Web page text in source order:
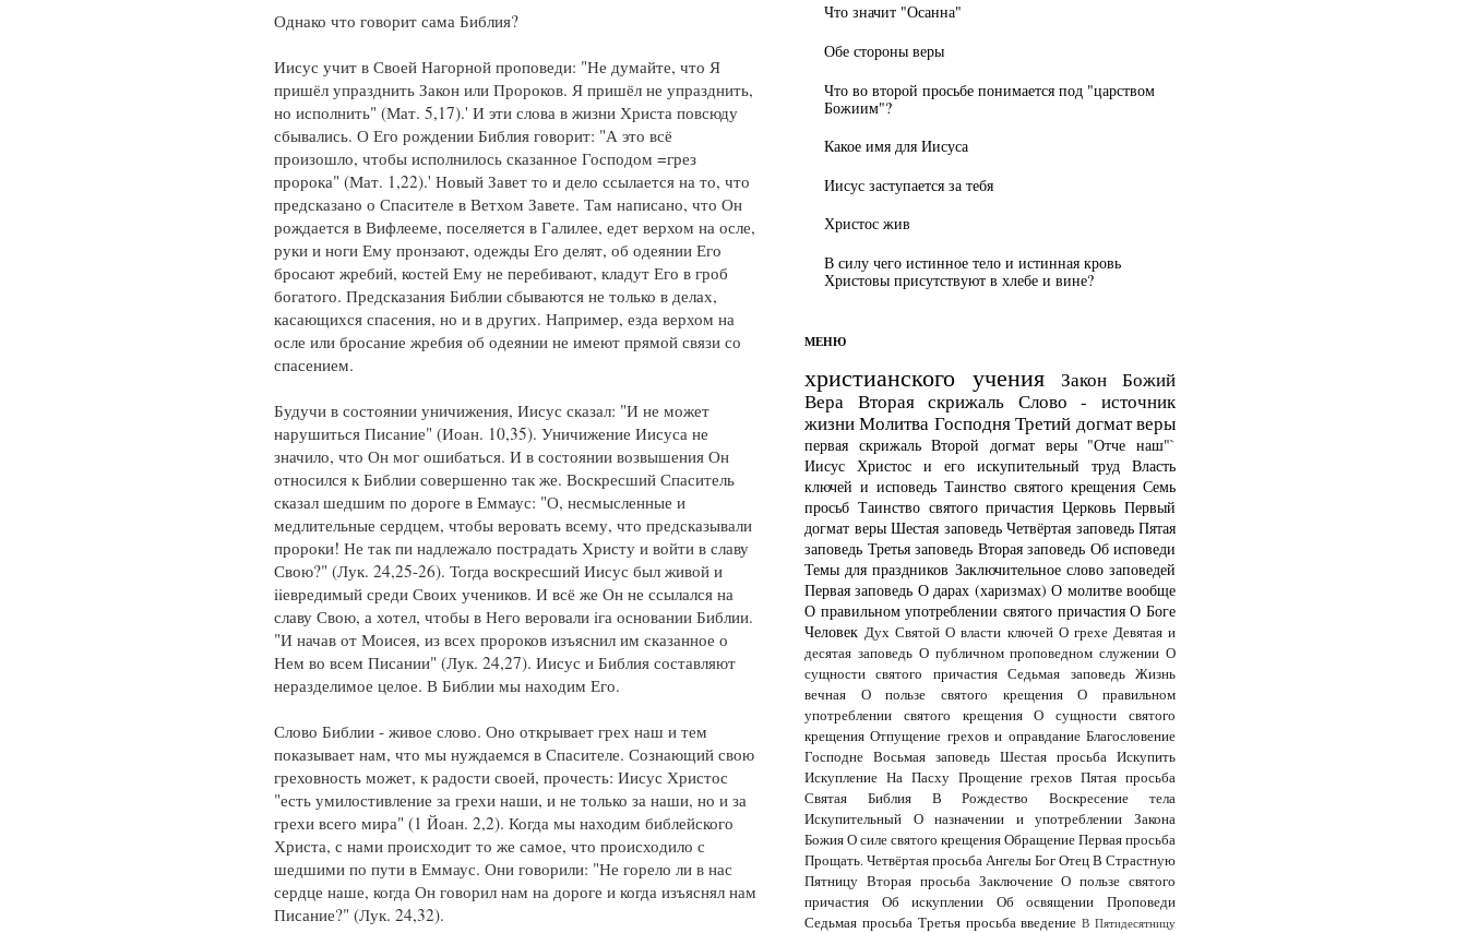
Однако что говорит сама Библия?
Иисус учит в Своей Нагорной проповеди: "Не думайте, что Я
пришёл упразднить Закон или Пророков. Я пришёл не упразднить,
но исполнить" (Мат. 5,17).' И эти слова в жизни Христа повсюду
сбывались. О Его рождении Библия говорит: "А это всё
произошло, чтобы исполнилось сказанное Господом =грез
пророка" (Мат. 1,22).' Новый Завет то и дело ссылается на то, что
предсказано о Спасителе в Ветхом Завете. Там написано, что Он
рождается в Вифлееме, поселяется в Галилее, едет верхом на осле,
руки и ноги Ему пронзают, одежды Его делят, об одеянии Его
бросают жребий, костей Ему не перебивают, кладут Его в гроб
богатого. Предсказания Библии сбываются не только в делах,
касающихся спасения, но и в других. Например, езда верхом на
осле или бросание жребия об одеянии не имеют прямой связи со
спасением.
Будучи в состоянии уничижения, Иисус сказал: "И не может
нарушиться Писание" (Иоан. 10,35). Уничижение Иисуса не
значило, что Он мог ошибаться. И в состоянии возвышения Он
относился к Библии совершенно так же. Воскресший Спаситель
сказал шедшим по дороге в Еммаус: "О, несмысленные и
медлительные сердцем, чтобы веровать всему, что предсказывали
пророки! Не так пи надлежало пострадать Христу и войти в славу
Свою?" (Лук. 24,25-26). Тогда воскресший Иисус был живой и
iiевредимый среди Своих учеников. И всё же Он не ссылался на
славу Свою, а хотел, чтобы в Него веровали iга основании Библии.
"И начав от Моисея, из всех пророков изъяснил им сказанное о
Нем во всем Писании" (Лук. 24,27). Иисус и Библия составляют
неразделимое целое. В Библии мы находим Его.
Слово Библии - живое слово. Оно открывает грех наш и тем
показывает нам, что мы нуждаемся в Спасителе. Сознающий свою
греховность может, к радости своей, прочесть: Иисус Христос
"есть умилостивление за грехи наши, и не только за наши, но и за
грехи всего мира" (1 Йоан. 2,2). Когда мы находим библейского
Христа, с нами происходит то же самое, что происходило с
шедшими по пути в Еммаус. Они говорили: "Не горело ли в нас
сердце наше, когда Он говорил нам на дороге и когда изъяснял нам
Писание?" (Лук. 24,32).
Что значит "Осанна"
Обе стороны веры
Что во второй просьбе понимается под "царством
Божиим"?
Какое имя для Иисуса
Иисус заступается за тебя
Христос жив
В силу чего истинное тело и истинная кровь
Христовы присутствуют в хлебе и вине?
МЕНЮ
христианского учения
Закон Божий
Вера Вторая скрижаль Слово - источник
жизниМолитва ГосподняТретий догмат веры
первая скрижаль Второй догмат веры "Отче наш"`
Иисус Христос и его искупительный труд Власть
ключей и исповедь Таинство святого крещения Семь
просьб Таинство святого причастия Церковь Первый
догмат веры Шестая заповедь Четвёртая заповедь Пятая
заповедь Третья заповедь Вторая заповедь Об исповеди
Темы для праздников Заключительное слово заповедей
Первая заповедь О дарах (харизмах) О молитве вообще
О правильном употреблении святого причастия О Боге
Человек Дух Святой О власти ключей О грехе Девятая и
десятая заповедь О публичном проповедном служении О
сущности святого причастия Седьмая заповедь Жизнь
вечная
О пользе святого крещения
О правильном
употреблении святого крещения
О сущности святого
крещения Отпущение грехов и оправдание Благословение
Господне Восьмая заповедь Шестая просьба Искупить
Искупление На Пасху Прощение грехов Пятая просьба
Святая Библия
В Рождество
Воскресение тела
Искупительный
О назначении и употреблении Закона
БожияО силе святого крещенияОбращениеПервая просьба
Прощать.Четвёртая просьбаАнгелыБог ОтецВ Страстную
Пятницу Вторая просьба Заключение О пользе святого
причастия
Об искуплении Об освящении
Проповеди
Седьмая просьба Третья просьба введение В Пятидесятницу